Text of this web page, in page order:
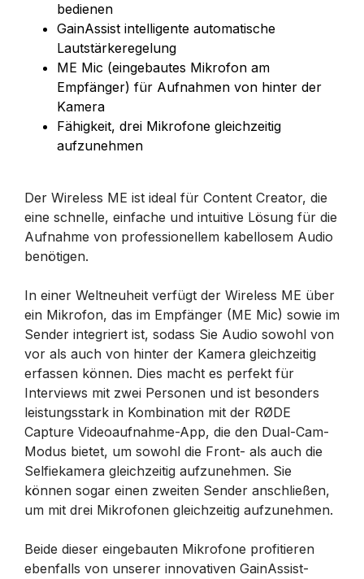
bedienen
GainAssist intelligente automatische
Lautstärkeregelung
ME Mic (eingebautes Mikrofon am
Empfänger) für Aufnahmen von hinter der
Kamera
Fähigkeit, drei Mikrofone gleichzeitig
aufzunehmen
Der Wireless ME ist ideal für Content Creator, die
eine schnelle, einfache und intuitive Lösung für die
Aufnahme von professionellem kabellosem Audio
benötigen.
In einer Weltneuheit verfügt der Wireless ME über
ein Mikrofon, das im Empfänger (ME Mic) sowie im
Sender integriert ist, sodass Sie Audio sowohl von
vor als auch von hinter der Kamera gleichzeitig
erfassen können. Dies macht es perfekt für
Interviews mit zwei Personen und ist besonders
leistungsstark in Kombination mit der RØDE
Capture Videoaufnahme-App, die den Dual-Cam-
Modus bietet, um sowohl die Front- als auch die
Selfiekamera gleichzeitig aufzunehmen. Sie
können sogar einen zweiten Sender anschließen,
um mit drei Mikrofonen gleichzeitig aufzunehmen.
Beide dieser eingebauten Mikrofone profitieren
ebenfalls von unserer innovativen GainAssist-